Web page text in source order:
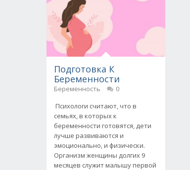
Подготовка К
Беременности
Беременность
0
Психологи считают, что в
семьях, в которых к
беременности готовятся, дети
лучше развиваются и
эмоционально, и физически.
Организм женщины долгих 9
месяцев служит малышу первой